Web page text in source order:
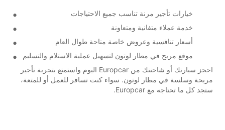
خيارات تأجير مرنة تناسب جميع الاحتياجات
خدمة عملاء متفانية ومتعاونة
أسعار تنافسية وعروض خاصة متاحة طوال العام
موقع مريح في مطار لوتون لتسهيل عملية الاستلام والتسليم
احجز سيارتك أو شاحنتك من Europcar اليوم واستمتع بتجربة تأجير
مريحة وسلسة في مطار لوتون. سواء كنت تسافر للعمل أو للمتعة،
ستجد كل ما تحتاجه مع Europcar.